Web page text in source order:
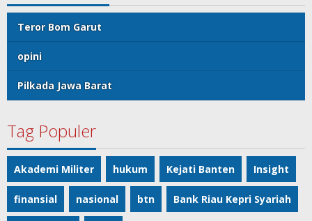
Teror Bom Garut
opini
Pilkada Jawa Barat
Tag Populer
Akademi Militer hukum Kejati Banten Insight
finansial nasional btn Bank Riau Kepri Syariah